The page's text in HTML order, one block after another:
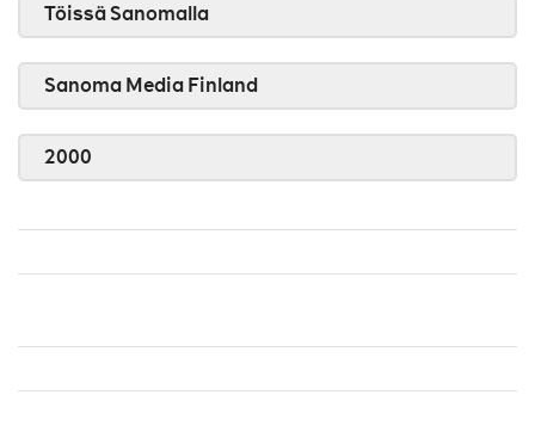
Töissä Sanomalla
Sanoma Media Finland
2000